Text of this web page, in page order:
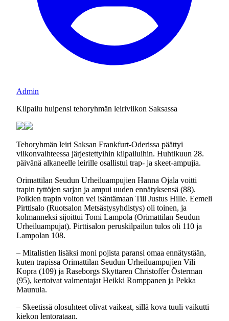
Admin
Kilpailu huipensi tehoryhmän leiriviikon Saksassa
Tehoryhmän leiri Saksan Frankfurt-Oderissa päättyi
viikonvaihteessa järjestettyihin kilpailuihin. Huhtikuun 28.
päivänä alkaneelle leirille osallistui trap- ja skeet-ampujia.
Orimattilan Seudun Urheiluampujien Hanna Ojala voitti
trapin tyttöjen sarjan ja ampui uuden ennätyksensä (88).
Poikien trapin voiton vei isäntämaan Till Justus Hille. Eemeli
Pirttisalo (Ruotsalon Metsästysyhdistys) oli toinen, ja
kolmanneksi sijoittui Tomi Lampola (Orimattilan Seudun
Urheiluampujat). Pirttisalon peruskilpailun tulos oli 110 ja
Lampolan 108.
– Mitalistien lisäksi moni pojista paransi omaa ennätystään,
kuten trapissa Orimattilan Seudun Urheiluampujien Vili
Kopra (109) ja Raseborgs Skyttaren Christoffer Österman
(95), kertoivat valmentajat Heikki Romppanen ja Pekka
Maunula.
– Skeetissä olosuhteet olivat vaikeat, sillä kova tuuli vaikutti
kiekon lentorataan.